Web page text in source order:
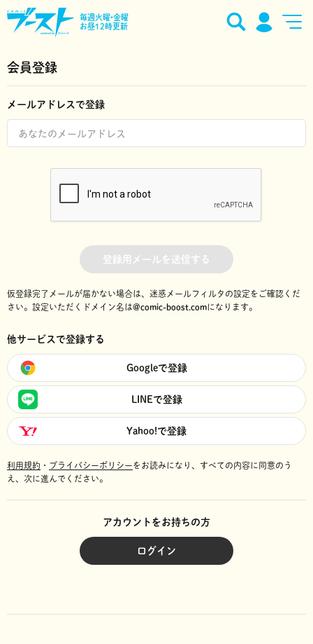
毎週火曜•金曜
お昼12時更新
会員登録
メールアドレスで登録
登録用メールを送信する
仮登録完了メールが届かない場合は、迷惑メールフィルタの設定をご確認くだ
さい。 設定いただくドメイン名は@comic-boost.comになります。
他サービスで登録する
Googleで登録
LINEで登録
Yahoo!で登録
利用規約 ・ プライバシーポリシーをお読みになり、 すべての内容に同意のう
え、次に進んでください。
アカウントをお持ちの方
ログイン